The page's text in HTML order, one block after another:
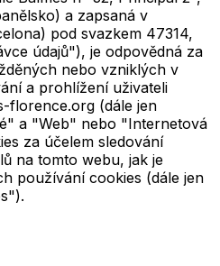
a zapsaná v
pod svazkem 47314,
údajů"), je odpovědná za
nebo vzniklých v
a prohlížení uživateli
florence.org (dále jen
a "Web" nebo "Internetová
za účelem sledování
na tomto webu, jak je
používání cookies (dále jen